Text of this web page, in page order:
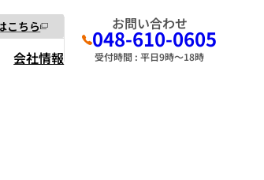
こちら
会社情報
お問い合わせ
048-610-0605
受付時間 : 平日9時～18時